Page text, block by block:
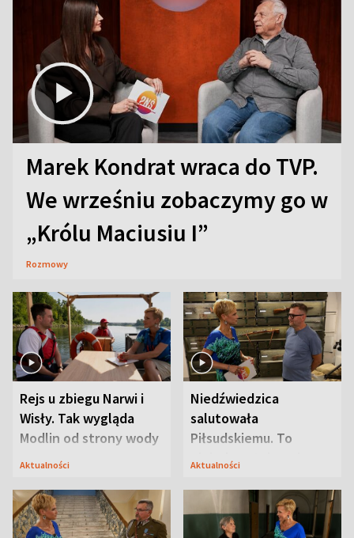
Marek Kondrat wraca do TVP.
We wrześniu zobaczymy go w
„Królu Maciusiu I”
Rozmowy
Rejs u zbiegu Narwi i
Wisły. Tak wygląda
Modlin od strony wody
Aktualności
Niedźwiedzica
salutowała
Piłsudskiemu. To
niejedyna tajemnica
Aktualności